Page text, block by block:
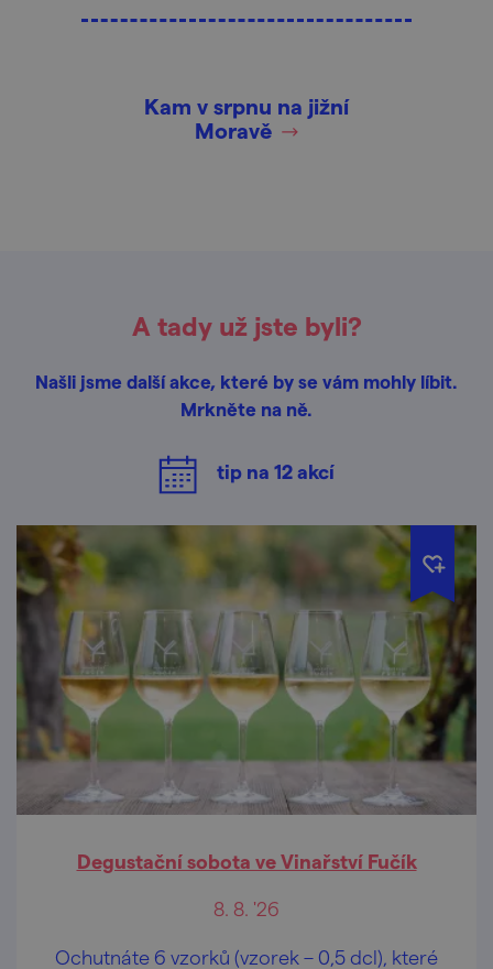
Kam v srpnu na jižní
Moravě
A tady už jste byli?
Našli jsme další akce, které by se vám mohly líbit.
Mrkněte na ně.
tip na 12akcí
Degustační sobota ve Vinařství Fučík
8. 8. '26
Ochutnáte 6 vzorků (vzorek – 0,5 dcl), které